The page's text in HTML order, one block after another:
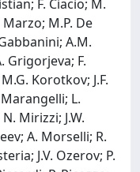
F. Ciacio; M.
Marzo; M.P. De
A.M.
Grigorjeva; F.
Korotkov; J.F.
L.
Mirizzi; J.W.
A. Morselli; R.
J.V. Ozerov; P.